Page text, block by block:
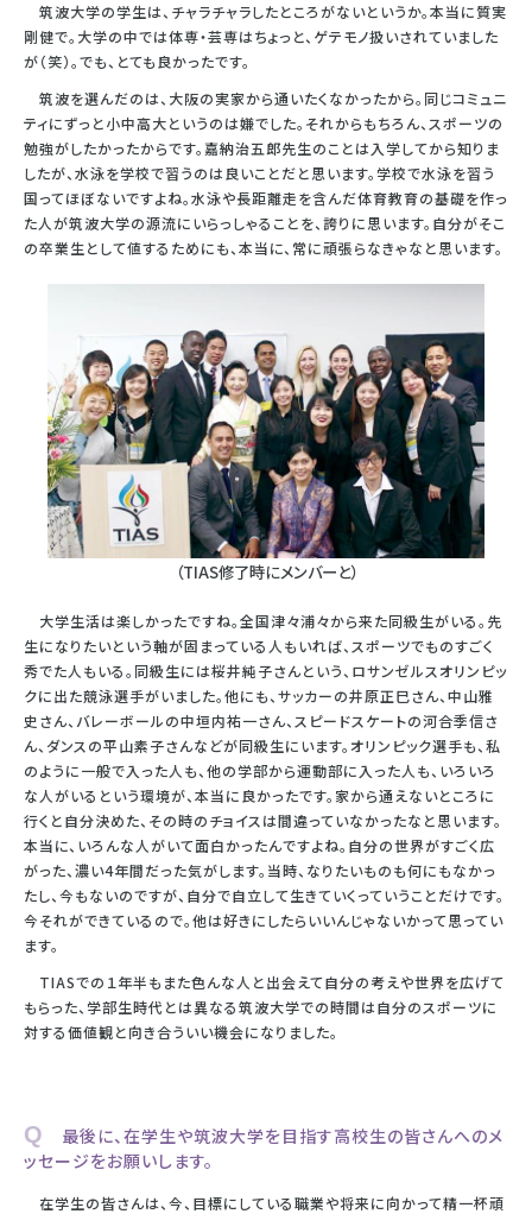
筑波大学の学生は、チャラチャラしたところがないというか。本当に質実
剛健で。大学の中では体専・芸専はちょっと、ゲテモノ扱いされていました
が（笑）。でも、とても良かったです。
筑波を選んだのは、大阪の実家から通いたくなかったから。同じコミュニ
ティにずっと小中高大というのは嫌でした。それからもちろん、スポーツの
勉強がしたかったからです。嘉納治五郎先生のことは入学してから知りま
したが、水泳を学校で習うのは良いことだと思います。学校で水泳を習う
国ってほぼないですよね。水泳や長距離走を含んだ体育教育の基礎を作っ
た人が筑波大学の源流にいらっしゃることを、誇りに思います。自分がそこ
の卒業生として値するためにも、本当に、常に頑張らなきゃなと思います。
（TIAS修了時にメンバーと）
大学生活は楽しかったですね。全国津々浦々から来た同級生がいる。先
生になりたいという軸が固まっている人もいれば、スポーツでものすごく
秀でた人もいる。同級生には桜井純子さんという、ロサンゼルスオリンピッ
クに出た競泳選手がいました。他にも、サッカーの井原正巳さん、中山雅
史さん、バレーボールの中垣内祐一さん、スピードスケートの河合季信さ
ん、ダンスの平山素子さんなどが同級生にいます。オリンピック選手も、私
のように一般で入った人も、他の学部から運動部に入った人も、いろいろ
な人がいるという環境が、本当に良かったです。家から通えないところに
行くと自分決めた、その時のチョイスは間違っていなかったなと思います。
本当に、いろんな人がいて面白かったんですよね。自分の世界がすごく広
がった、濃い4年間だった気がします。当時、なりたいものも何にもなかっ
たし、今もないのですが、自分で自立して生きていくっていうことだけです。
今それができているので。他は好きにしたらいいんじゃないかって思ってい
ます。
TIASでの１年半もまた色んな人と出会えて自分の考えや世界を広げて
もらった、学部生時代とは異なる筑波大学での時間は自分のスポーツに
対する価値観と向き合ういい機会になりました。
Q 最後に、在学生や筑波大学を目指す高校生の皆さんへのメ
ッセージをお願いします。
在学生の皆さんは、今、目標にしている職業や将来に向かって精一杯頑